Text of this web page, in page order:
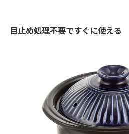
目止め処理不要ですぐに使える